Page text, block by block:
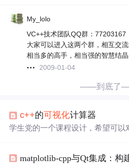
My_lolo
VC++技术团队QQ群：77203167
大家可以进入这两个群，相互交流
相当多的高手，相当强的智慧结晶
2009-01-04
——到底了
c++的可视化计算器
学生党的一个课程设计，希望可以
（）等操作。要求使用API来编写
matplotlib-cpp与Qt集成：构